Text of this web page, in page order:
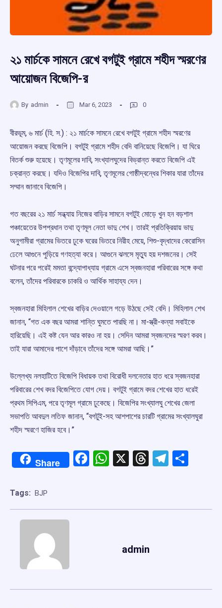
২১ মার্চকে সামনে রেখে বগটুই গ্রামে শহীদ স্মরণের
আয়োজন বিজেপি-র
By admin Mar 6, 2023 0
বীরভূম, ৬ মার্চ (হি. স.) : ২১ মার্চকে সামনে রেখে বগটুই গ্রামে শহীদ স্মরণের
আয়োজন করছে বিজেপি। বগটুই গ্রামে শহীদ বেদি বানিয়েছে বিজেপি। যা ঘিরে
বিতর্ক শুরু হয়েছে। তৃণমূলের দাবি, সংখ্যালঘুদের বিভ্রান্ত করতে বিজেপি এই
চক্রান্ত করছে। যদিও বিজেপির দাবি, তৃণমূলের গোষ্ঠীদ্বন্ধের শিকার যারা তাঁদের
সম্মান জানাবে বিজেপি।
গত বছরের ২১ মার্চ সন্ধ্যায় নিজের বাড়ির সামনে বগটুই মোড়ে খুন হন বড়শাল
পঞ্চায়েতের উপপ্রধান তথা তৃণমূল নেতা ভাদু শেখ। তারই প্রতিক্রিয়ায় ভাদু
অনুগামীরা গ্রামের ভিতরে ঢুকে ঘরের ভিতরে নিরীহ মেয়ে, শিশু-বৃদ্ধাদের কেরোসিন
ঢেলে আগুনে পুড়িয়ে গণহত্যা করে। আগুনে ঝলসে মৃত্যু হয় দশজনের। সেই
ঘটনার পরে পরেই মমতা বন্দ্যোপাধ্যায় গ্রামে এসে স্বজনহারা পরিবারের সঙ্গে কথা
বলেন, তাঁদের পরিবারকে চাকরি ও আর্থিক সাহায্য দেন।
স্বজনহারা মিহিলাল শেখের বাড়ির দেওয়ালে গড়ে উঠছে সেই বেদি। মিহিলাল শেখ
জানান, “গত এক বছর আমরা শান্তি ঘুমতে পারছি না। মা-স্ত্রী-কন্যা সবাইকে
হারিয়েছি। এই কষ্ট যেন আর কারও না হয়। সেদিন আমরা স্বজনদের স্মরণ করব।
তাই যারা আমাদের পাশে দাঁড়াবে তাঁদের সঙ্গে আমরা আছি।”
উল্লেখ্য নলহাটিতে বিজেপি বিধায়ক তথা বিরোধী দলনেতার হাত ধরে স্বজনহারা
পরিবারের শেখ বদর বিজেপিতে যোগ দেয়। বগটুই গ্রামে বদর শেখের হাত ধরেই
প্রথম সিপিএম, পরে তৃণমূল গ্রামে ঢুকেছে। বিজেপির সংখ্যালঘু শেখের জেলা
সভাপতি আবদুল লতিফ জানান, “বগটুই-সহ আশপাশের চারটি গ্রামের সংখ্যালঘুরা
শহীদ স্মরণে হাজির হবে।”
Share Facebook
WhatsApp
X Threads
Tags: BJP
admin